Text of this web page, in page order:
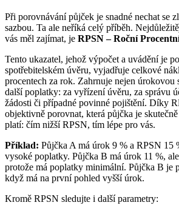
Při porovnávání půjček je snadné nechat se
sazbou. Ta ale neříká celý příběh.
vás měl zajímat, je RPSN – Roční
Tento ukazatel, jehož výpočet a uvádění je
spotřebitelském úvěru, vyjadřuje celkové
procentech za rok. Zahrnuje nejen úrokovou
další poplatky: za vyřízení úvěru, za správu
žádosti či případné povinné pojištění. Díky
objektivně porovnat, která půjčka je
platí: čím nižší RPSN, tím lépe pro vás.
Příklad: Půjčka A má úrok 9 % a RPSN 15
vysoké poplatky. Půjčka B má úrok 11 %,
protože má poplatky minimální. Půjčka B je
když má na první pohled vyšší úrok.
Kromě RPSN sledujte i další parametry: